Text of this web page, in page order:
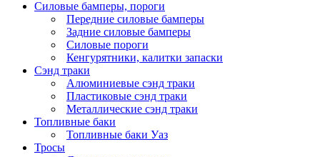
Силовые бамперы, пороги
Передние силовые бамперы
Задние силовые бамперы
Силовые пороги
Кенгурятники, калитки запаски
Сэнд траки
Алюминиевые сэнд траки
Пластиковые сэнд траки
Металлические сэнд траки
Топливные баки
Топливные баки Уаз
Тросы